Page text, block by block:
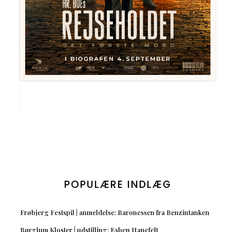
POPULÆRE INDLÆG
Frøbjerg Festspil | anmeldelse: Baronessen fra Benzintanken
Børglum Kloster | udstilling: Esben Hanefelt